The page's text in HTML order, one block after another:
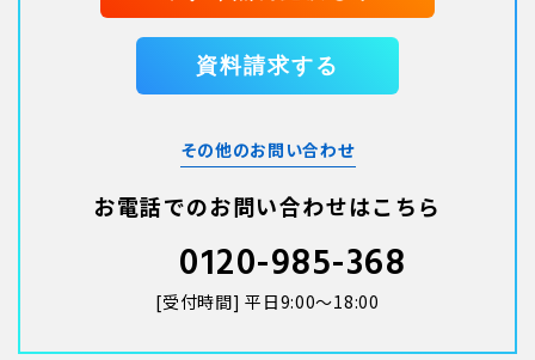
資料請求する
その他のお問い合わせ
お電話でのお問い合わせはこちら
0120-985-368
[受付時間] 平日9:00〜18:00